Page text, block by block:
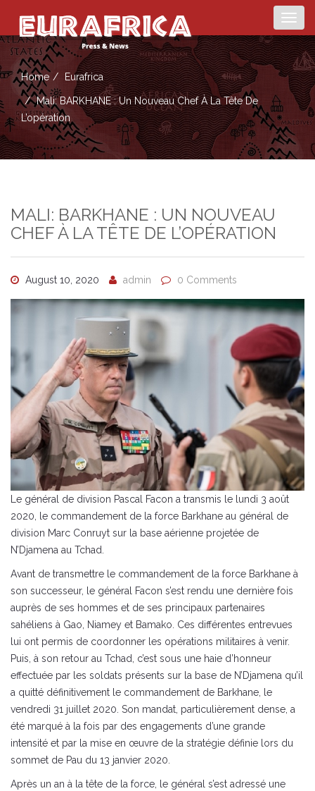
Home Eurafrica
Mali: BARKHANE : Un Nouveau Chef À La Tête De
L’opération
MALI: BARKHANE : UN NOUVEAU
CHEF À LA TÊTE DE L’OPÉRATION
August 10, 2020 admin 0 Comments
Le général de division Pascal Facon a transmis le lundi 3 août
2020, le commandement de la force Barkhane au général de
division Marc Conruyt sur la base aérienne projetée de
N’Djamena au Tchad.
Avant de transmettre le commandement de la force Barkhane à
son successeur, le général Facon s’est rendu une dernière fois
auprès de ses hommes et de ses principaux partenaires
sahéliens à Gao, Niamey et Bamako. Ces différentes entrevues
lui ont permis de coordonner les opérations militaires à venir.
Puis, à son retour au Tchad, c’est sous une haie d’honneur
effectuée par les soldats présents sur la base de N’Djamena qu’il
a quitté définitivement le commandement de Barkhane, le
vendredi 31 juillet 2020. Son mandat, particulièrement dense, a
été marqué à la fois par des engagements d’une grande
intensité et par la mise en œuvre de la stratégie définie lors du
sommet de Pau du 13 janvier 2020.
Après un an à la tête de la force, le général s’est adressé une